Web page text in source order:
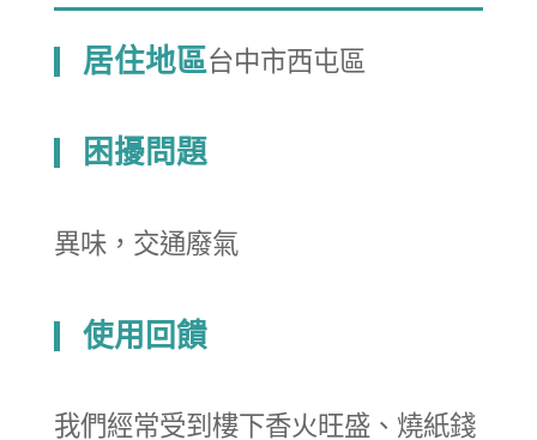
居住地區台中市西屯區
困擾問題
異味，交通廢氣
使用回饋
我們經常受到樓下香火旺盛、燒紙錢